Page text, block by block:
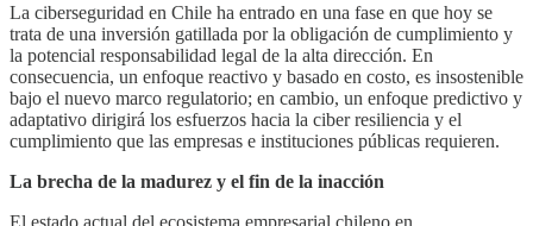
La ciberseguridad en Chile ha entrado en una fase en que hoy se
trata de una inversión gatillada por la obligación de cumplimiento y
la potencial responsabilidad legal de la alta dirección. En
consecuencia, un enfoque reactivo y basado en costo, es insostenible
bajo el nuevo marco regulatorio; en cambio, un enfoque predictivo y
adaptativo dirigirá los esfuerzos hacia la ciber resiliencia y el
cumplimiento que las empresas e instituciones públicas requieren.
La brecha de la madurez y el fin de la inacción
El estado actual del ecosistema empresarial chileno en